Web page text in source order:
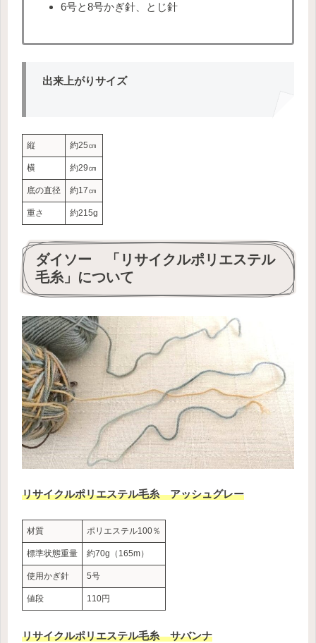
6号と8号かぎ針、とじ針
出来上がりサイズ
縦 約25㎝
横 約29㎝
底の直径 約17㎝
重さ 約215g
ダイソー 「リサイクルポリエステル
毛糸」について
リサイクルポリエステル毛糸 アッシュグレー
材質 ポリエステル100％
標準状態重量 約70g（165m）
使用かぎ針 5号
値段 110円
リサイクルポリエステル毛糸 サバンナ